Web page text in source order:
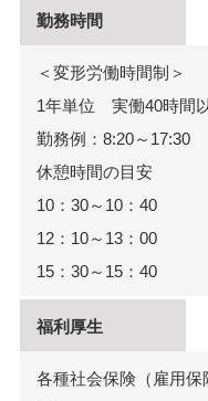
勤務時間
＜変形労働時間制＞
1年単位 実働40時間
勤務例：8:20～17:30
休憩時間の目安
10：30～10：40
12：10～13：00
15：30～15：40
福利厚生
各種社会保険（雇用